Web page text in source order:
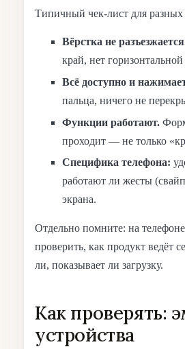
Типичный чек-лист для разных
Вёрстка не
край, нет
Всё доступно и
пальца, ничего не
Функции работают.
проходит — не только
Специфика телефона:
работают ли жесты
экрана.
Отдельно помните: на
проверить, как продукт ведёт
ли, показывает ли загрузку.
Как проверять:
устройства